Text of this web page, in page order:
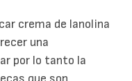
crema de lanolina
una
por lo tanto la